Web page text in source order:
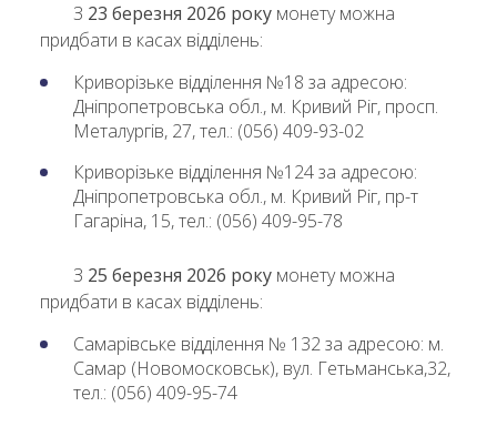
З 23 березня 2026 року монету можна
придбати в касах відділень:
Криворізьке відділення №18 за адресою:
Дніпропетровська обл., м. Кривий Ріг, просп.
Металургів, 27, тел.: (056) 409-93-02
Криворізьке відділення №124 за адресою:
Дніпропетровська обл., м. Кривий Ріг, пр-т
Гагаріна, 15, тел.: (056) 409-95-78
З 25 березня 2026 року монету можна
придбати в касах відділень:
Самарівське відділення № 132 за адресою: м.
Самар (Новомосковськ), вул. Гетьманська,32,
тел.: (056) 409-95-74